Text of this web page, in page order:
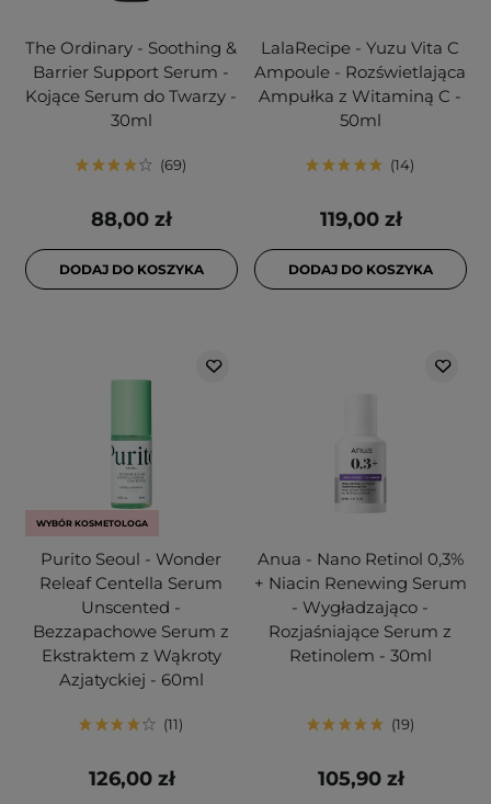
The Ordinary - Soothing &
Barrier Support Serum -
Kojące Serum do Twarzy -
30ml
69
88,00 zł
DODAJ DO KOSZYKA
LalaRecipe - Yuzu Vita C
Ampoule - Rozświetlająca
Ampułka z Witaminą C -
50ml
14
119,00 zł
DODAJ DO KOSZYKA
WYBÓR KOSMETOLOGA
Purito Seoul - Wonder
Releaf Centella Serum
Unscented -
Bezzapachowe Serum z
Ekstraktem z Wąkroty
Azjatyckiej - 60ml
11
126,00 zł
Anua - Nano Retinol 0,3%
+ Niacin Renewing Serum
- Wygładzająco -
Rozjaśniające Serum z
Retinolem - 30ml
19
105,90 zł